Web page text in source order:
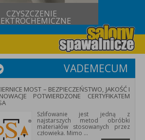
CZYSZCZENIE
VADEMECUM
MOST – BEZPIECZEŃSTWO, JAKOŚĆ I
POTWIERDZONE CERTYFIKATEM
Szlifowanie jest jedną z
najstarszych metod obróbki
materiałów stosowanych przez
człowieka. Mimo ...